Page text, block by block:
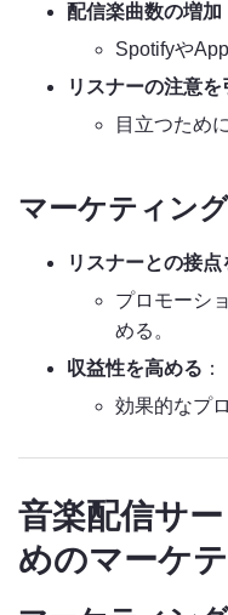
配信楽曲数の増加
Spotifyや
リスナーの注意
目立つため
マーケティン
リスナーとの接点
プロモーシ
める。
収益性を高める ：
効果的なプ
音楽配信サ
めのマーケ